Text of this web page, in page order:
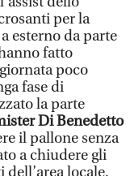
per la
esterno da parte
fatto
poco
fase di
la parte
Di Benedetto
il pallone senza
a chiudere gli
locale.